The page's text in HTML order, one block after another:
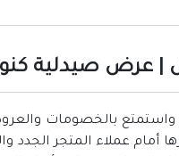
| عرض صيدلية
بالخصومات
أمام عملاء المتجر الجدد